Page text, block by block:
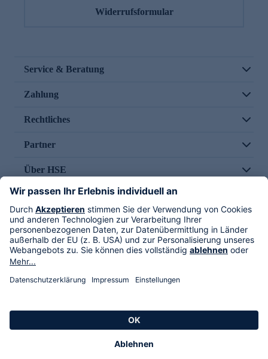
Widerrufsformular
Service & Beratung
Zahlung
Rechtliches
Partner
Über HSE
Im TV
HSE International